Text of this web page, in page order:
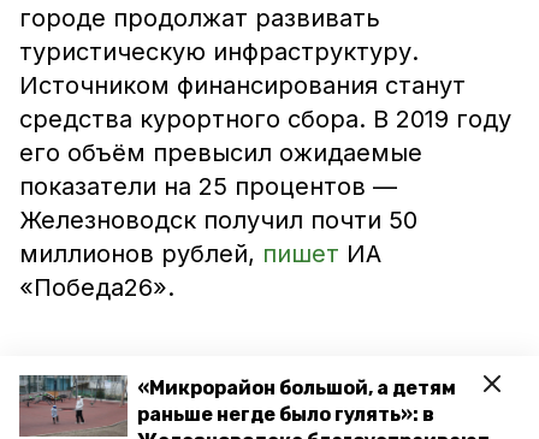
«Микрорайон большой, а детям
раньше негде было гулять»: в
городе продолжат развивать
туристическую инфраструктуру.
Источником финансирования станут
средства курортного сбора. В 2019 году
его объём превысил ожидаемые
показатели на 25 процентов —
Железноводск получил почти 50
миллионов рублей, пишет ИА
«Победа26».
Благодаря этому в городеблагоустроят